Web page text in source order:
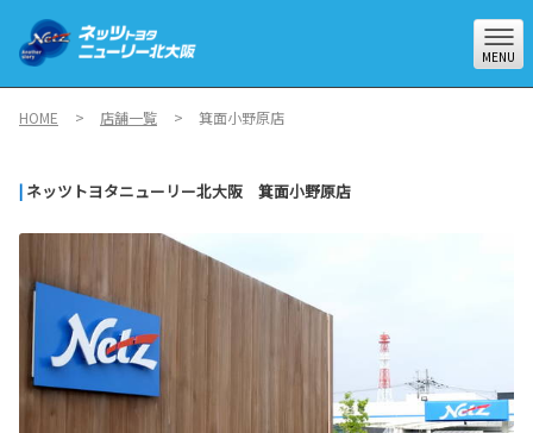
MENU
HOME 店舗一覧 箕面小野原店
| ネッツトヨタニューリー北大阪 箕面小野原店